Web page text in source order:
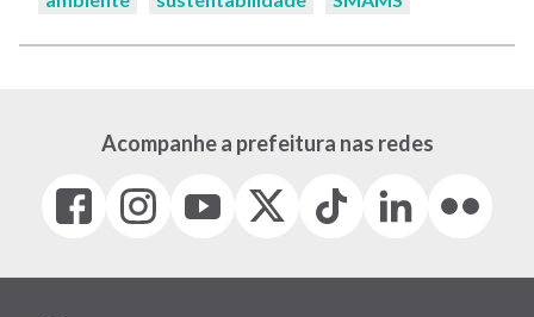
Acompanhe a prefeitura nas redes
Facebook
(link
em
Instagram
(link
em
(link
em
(Antigo
(link
Tiktok
(link
em
LinkedIn
(link
em
(link
em